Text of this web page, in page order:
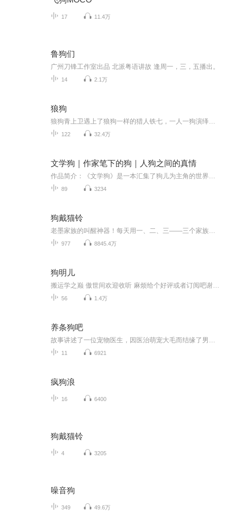
17 11.4万
鲁狗们
广州刀锋工作室出品 北派粤语讲故 逢周一，三，五播出。
14 2.1万
狼狗
122 32.4万
文学狗｜作家笔下的狗｜人狗之间的真情
89 3234
狗戴猫铃
977 8845.4万
狗明儿
56 1.4万
养条狗吧
11 6921
疯狗浪
16 6400
狗戴猫铃
4 3205
噪音狗
349 49.6万